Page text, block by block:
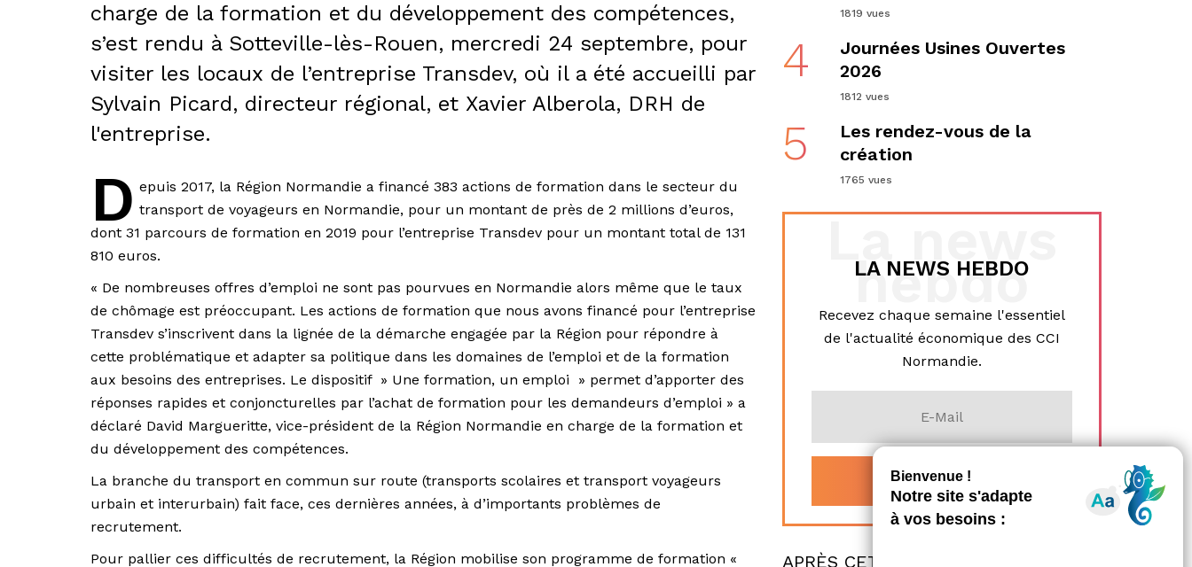
charge de la formation et du développement des compétences,
s’est rendu à Sotteville-lès-Rouen, mercredi 24 septembre, pour
visiter les locaux de l’entreprise Transdev, où il a été accueilli par
Sylvain Picard, directeur régional, et Xavier Alberola, DRH de
l'entreprise.
D epuis 2017, la Région Normandie a financé 383 actions de formation dans le secteur du
transport de voyageurs en Normandie, pour un montant de près de 2 millions d’euros,
dont 31 parcours de formation en 2019 pour l’entreprise Transdev pour un montant total de 131
810 euros.
« De nombreuses offres d’emploi ne sont pas pourvues en Normandie alors même que le taux
de chômage est préoccupant. Les actions de formation que nous avons financé pour l’entreprise
Transdev s’inscrivent dans la lignée de la démarche engagée par la Région pour répondre à
cette problématique et adapter sa politique dans les domaines de l’emploi et de la formation
aux besoins des entreprises. Le dispositif » Une formation, un emploi » permet d’apporter des
réponses rapides et conjoncturelles par l’achat de formation pour les demandeurs d’emploi » a
déclaré David Margueritte, vice-président de la Région Normandie en charge de la formation et
du développement des compétences.
La branche du transport en commun sur route (transports scolaires et transport voyageurs
urbain et interurbain) fait face, ces dernières années, à d’importants problèmes de
recrutement.
Pour pallier ces difficultés de recrutement, la Région mobilise son programme de formation «
1819 vues
4
Journées Usines Ouvertes
2026
1812 vues
5
Les rendez-vous de la
création
1765 vues
hebdo
LA NEWS HEBDO
Recevez chaque semaine l'essentiel
de l'actualité économique des CCI
Normandie.
APRÈS CET